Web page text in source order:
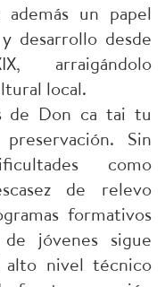
además un papel
desarrollo desde
arraigándolo
local.
de Don ca tai tu
Sin
como
de relevo
formativos
jóvenes sigue
alto nivel técnico